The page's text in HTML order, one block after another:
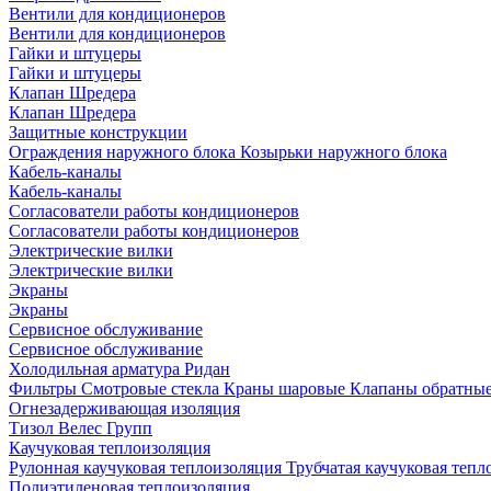
Вентили для кондиционеров
Вентили для кондиционеров
Гайки и штуцеры
Гайки и штуцеры
Клапан Шредера
Клапан Шредера
Защитные конструкции
Ограждения наружного блока Козырьки наружного блока
Кабель-каналы
Кабель-каналы
Согласователи работы кондиционеров
Согласователи работы кондиционеров
Электрические вилки
Электрические вилки
Экраны
Экраны
Сервисное обслуживание
Сервисное обслуживание
Холодильная арматура Ридан
Фильтры Смотровые стекла Краны шаровые Клапаны
Огнезадерживающая изоляция
Тизол Велес Групп
Каучуковая теплоизоляция
Рулонная каучуковая теплоизоляция Трубчатая каучуковая
Полиэтиленовая теплоизоляция